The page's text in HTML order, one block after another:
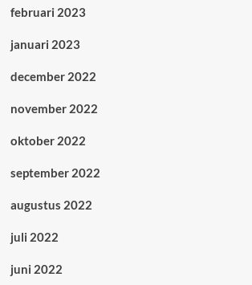
februari 2023
januari 2023
december 2022
november 2022
oktober 2022
september 2022
augustus 2022
juli 2022
juni 2022